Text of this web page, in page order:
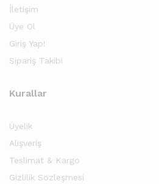
İletişim
Üye Ol
Giriş Yap!
Sipariş Takibi
Kurallar
Üyelik
Alışveriş
Teslimat & Kargo
Gizlilik Sözleşmesi